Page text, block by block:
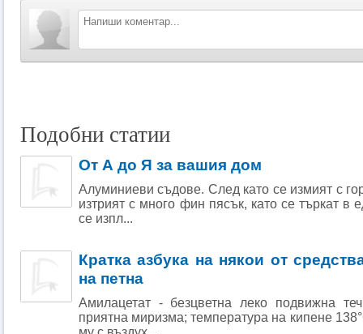
Подобни статии
От А до Я за вашия дом
Алуминиеви съдове. След като се измият с
изтрият с много фин пясък, като се търкат в
се изпл...
Кратка азбука на някои от
на петна
Амилацетат - безцветна леко подвижна
приятна миризма; температура на кипене